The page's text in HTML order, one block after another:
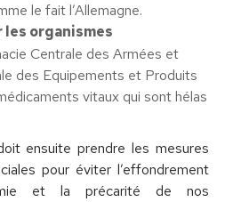
le fait l’Allemagne.
les organismes
Centrale des Armées et
des Equipements et Produits
vitaux qui sont hélas
ensuite prendre les mesures
pour éviter l’effondrement
et la précarité de nos